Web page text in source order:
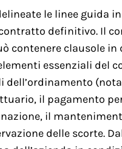
le linee guida
definitivo. Il
contenere clausole
essenziali del
il pagamento
il
delle scorte.